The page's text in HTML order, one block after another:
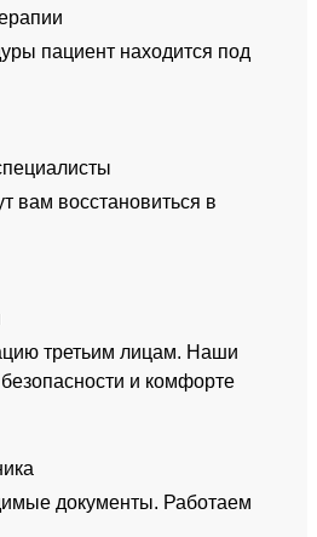
пациент находится под
вам восстановиться в
третьим лицам. Наши
и комфорте
документы. Работаем